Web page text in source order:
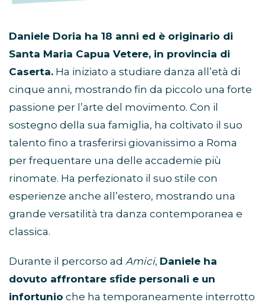
Daniele Doria ha 18 anni ed è originario di
Santa Maria Capua Vetere, in provincia di
Caserta. Ha iniziato a studiare danza all’età di
cinque anni, mostrando fin da piccolo una forte
passione per l’arte del movimento. Con il
sostegno della sua famiglia, ha coltivato il suo
talento fino a trasferirsi giovanissimo a Roma
per frequentare una delle accademie più
rinomate. Ha perfezionato il suo stile con
esperienze anche all’estero, mostrando una
grande versatilità tra danza contemporanea e
classica.
Durante il percorso ad Amici, Daniele ha
dovuto affrontare sfide personali e un
infortunio che ha temporaneamente interrotto